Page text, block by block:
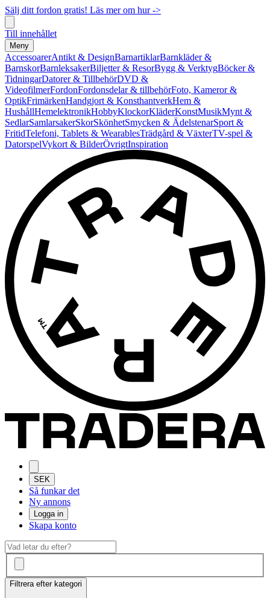
Sälj ditt fordon gratis! Läs mer om hur ->
Till innehållet
Meny
AccessoarerAntikt & DesignBarnartiklarBarnkläder &
BarnskorBarnleksakerBiljetter & ResorBygg & VerktygBöcker &
TidningarDatorer & TillbehörDVD &
VideofilmerFordonFordonsdelar & tillbehörFoto, Kameror &
OptikFrimärkenHandgjort & KonsthantverkHem &
HushållHemelektronikHobbyKlockorKläderKonstMusikMynt &
SedlarSamlarsakerSkorSkönhetSmycken & ÄdelstenarSport &
FritidTelefoni, Tablets & WearablesTrädgård & VäxterTV-spel &
DatorspelVykort & BilderÖvrigtInspiration
SEK
Så funkar det
Ny annons
Logga in
Skapa konto
Filtrera efter kategori